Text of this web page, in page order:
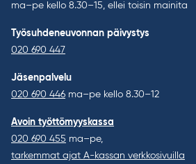
ma–pe kello 8.30–15, ellei toisin mainita
Työsuhdeneuvonnan päivystys
020 690 447
Jäsenpalvelu
020 690 446 ma–pe kello 8.30–12
Avoin työttömyyskassa
020 690 455 ma–pe,
tarkemmat ajat A-kassan verkkosivuilla